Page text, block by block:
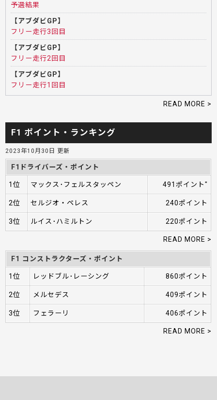
予選結果
【アブダビGP】
フリー走行3回目
【アブダビGP】
フリー走行2回目
【アブダビGP】
フリー走行1回目
READ MORE >
F1 ポイント・ランキング
2023年10月30日 更新
F1ドライバーズ・ポイント
1位 マックス･フェルスタッペン 491ポイント"
2位 セルジオ・ペレス 240ポイント
3位 ルイス･ハミルトン 220ポイント
READ MORE >
F1 コンストラクターズ・ポイント
1位 レッドブル･レーシング 860ポイント
2位 メルセデス 409ポイント
3位 フェラーリ 406ポイント
READ MORE >